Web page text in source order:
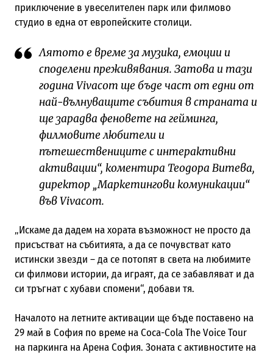
приключение в увеселителен парк или филмово
студио в една от европейските столици.
Лятото е време за музика, емоции и
споделени преживявания. Затова и тази
година Vivacom ще бъде част от едни от
най-вълнуващите събития в страната и
ще зарадва феновете на гейминга,
филмовите любители и
пътешествениците с интерактивни
активации“, коментира Теодора Витева,
директор „Маркетингови комуникации“
във Vivacom.
„Искаме да дадем на хората възможност не просто да
присъстват на събитията, а да се почувстват като
истински звезди – да се потопят в света на любимите
си филмови истории, да играят, да се забавляват и да
си тръгнат с хубави спомени“, добави тя.
Началото на летните активации ще бъде поставено на
29 май в София по време на Coca-Cola The Voice Tour
на паркинга на Арена София. Зоната с активностите на